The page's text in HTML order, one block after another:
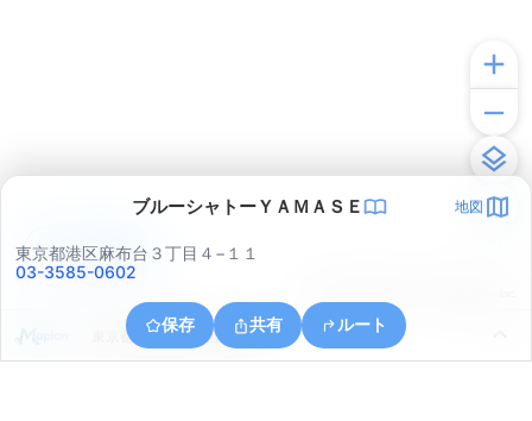
ブルーシャトーＹＡＭＡＳＥ 地図
東京都港区麻布台３丁目４−１１
03-3585-0602
保存 共有 ルート
東京都中央区浜離宮庭園１
アプリで見る